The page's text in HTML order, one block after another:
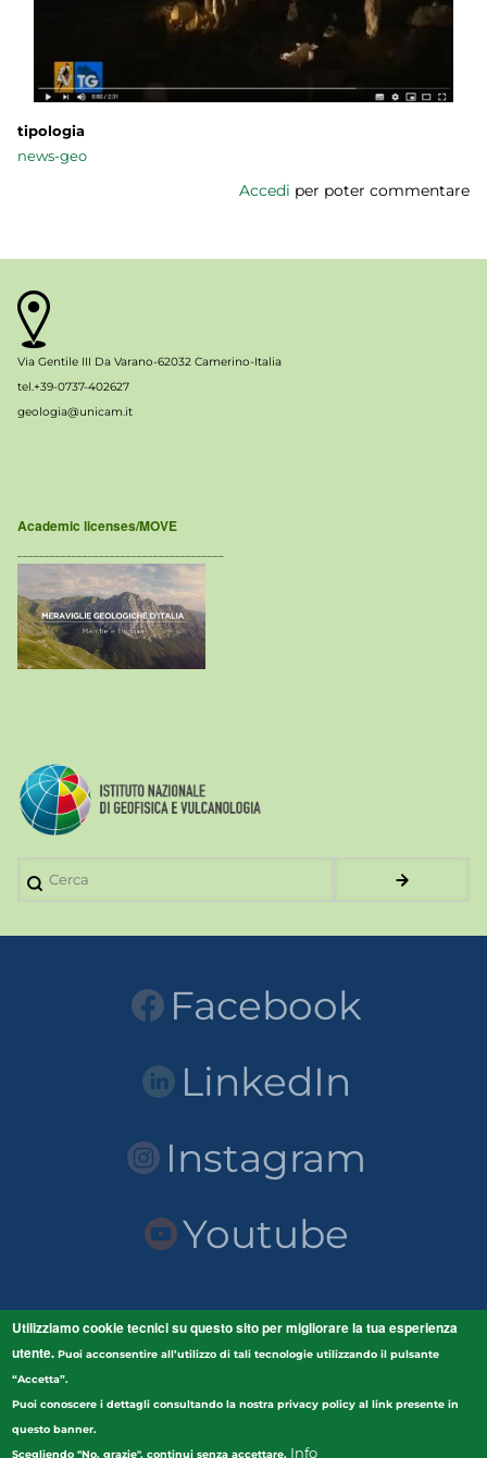
tipologia
news-geo
Accedi per poter commentare
Via Gentile III Da Varano-62032 Camerino-Italia
tel.+39-0737-402627
geologia@unicam.it
Academic licenses/MOVE
Facebook
LinkedIn
Instagram
Youtube
LINK
Unicam
Home Unicam
Scuola di Scienze e Tecnologie
Orario delle lezioni
Utilizziamo cookie tecnici su questo sito per migliorare la tua esperienza
utente. Puoi acconsentire all’utilizzo di tali tecnologie utilizzando il pulsante
“Accetta”.
Puoi conoscere i dettagli consultando la nostra privacy policy al link presente in
questo banner.
Scegliendo "No, grazie", continui senza accettare. Info